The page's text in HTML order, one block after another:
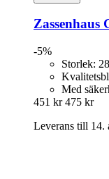
Zassenhaus
-5%
Storlek:
Med
451 kr 475 kr
Leverans till 14.